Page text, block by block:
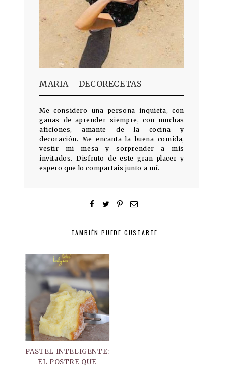
MARIA --DECORECETAS--
Me considero una persona inquieta, con
ganas de aprender siempre, con muchas
aficiones, amante de la cocina y
decoración. Me encanta la buena comida,
vestir mi mesa y sorprender a mis
invitados. Disfruto de este gran placer y
espero que lo compartais junto a mí.
TAMBIÉN PUEDE GUSTARTE
PASTEL INTELIGENTE:
EL POSTRE QUE